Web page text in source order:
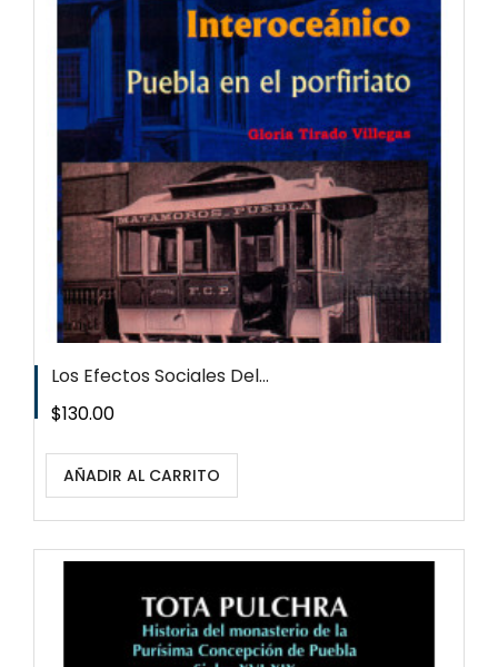
Los Efectos Sociales Del...
Precio
$130.00
AÑADIR AL CARRITO